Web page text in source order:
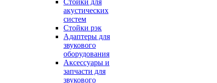
Стойки для
акустических
систем
Стойки рэк
Адаптеры для
звукового
оборудования
Аксессуары и
запчасти для
звукового